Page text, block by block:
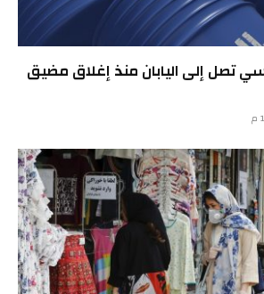
تصل إلى اليابان منذ إغلاق مضيق